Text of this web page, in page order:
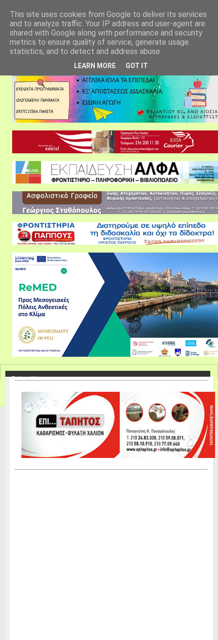
This site uses cookies from Google to deliver its services
and to analyze traffic. Your IP address and user-agent are
shared with Google along with performance and security
metrics to ensure quality of service, generate usage
statistics, and to detect and address abuse.
LEARN MORE GOT IT